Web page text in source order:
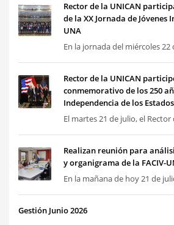
Rector de la UNICAN
de la XX Jornada de Jóvenes
UNA
En la jornada del miércoles 22
Rector de la UNICAN
conmemorativo de los 250
Independencia de los
El martes 21 de julio, el Rector
Realizan reunión para
y organigrama de la FACIV-
En la mañana de hoy 21 de
Gestión Junio 2026